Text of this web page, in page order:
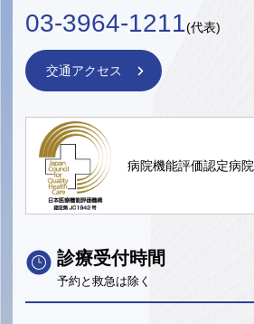
03-3964-1211(代表)
交通アクセス
病院機能評価認定病院
診療受付時間
予約と救急は除く